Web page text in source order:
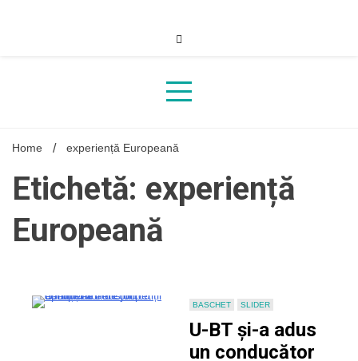
Home experiență Europeană
Etichetă: experiență
Europeană
BASCHET SLIDER
U-BT și-a adus
un conducător